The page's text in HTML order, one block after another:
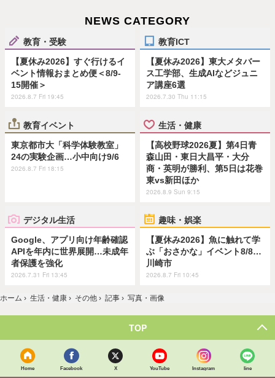
NEWS CATEGORY
教育・受験
【夏休み2026】すぐ行けるイ
ベント情報おまとめ便＜8/9-
15開催＞
2026.8.7 Fri 19:45
教育ICT
【夏休み2026】東大メタバー
ス工学部、生成AIなどジュニ
ア講座6選
2026.7.30 Thu 11:15
教育イベント
東京都市大「科学体験教室」
24の実験企画…小中向け9/6
2026.8.7 Fri 18:15
生活・健康
【高校野球2026夏】第4日青
森山田・東日大昌平・大分
商・英明が勝利、第5日は花巻
東vs新田ほか
2026.8.9 Sun 9:15
デジタル生活
Google、アプリ向け年齢確認
APIを年内に世界展開…未成年
者保護を強化
2026.7.31 Fri 13:45
趣味・娯楽
【夏休み2026】魚に触れて学
ぶ「おさかな」イベント8/8…
川崎市
2026.8.7 Fri 10:45
ホーム › 生活・健康 › その他 › 記事 › 写真・画像
TOP
Home Facebook X YouTube Instagram line